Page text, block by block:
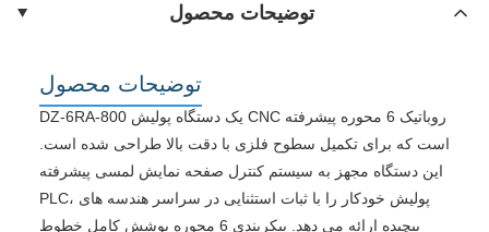
توضیحات محصول
توضیحات محصول
DZ-6RA-800 یک دستگاه پولیش CNC روباتیک 6 محوره پیشرفته
است که برای تکمیل سطوح فلزی با دقت بالا طراحی شده است.
این دستگاه مجهز به سیستم کنترل صفحه نمایش لمسی پیشرفته
PLC، پولیش خودکار را با ثبات استثنایی در سراسر هندسه های
پیچیده ارائه می دهد. پیکربندی 6 محوره پوشش کامل خطوط